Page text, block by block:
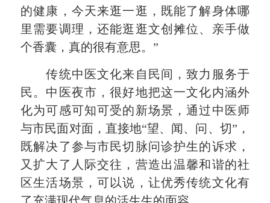
的健康，今天来逛一逛，既能了解身体哪
里需要调理，还能逛逛文创摊位、亲手做
个香囊，真的很有意思。”
传统中医文化来自民间，致力服务于
民。中医夜市，很好地把这一文化内涵外
化为可感可知可受的新场景，通过中医师
与市民面对面，直接地“望、闻、问、切”，
既解决了参与市民切脉问诊护生的诉求，
又扩大了人际交往，营造出温馨和谐的社
区生活场景，可以说，让优秀传统文化有